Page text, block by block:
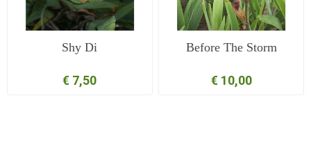
Shy Di
€ 7,50
Before The Storm
€ 10,00